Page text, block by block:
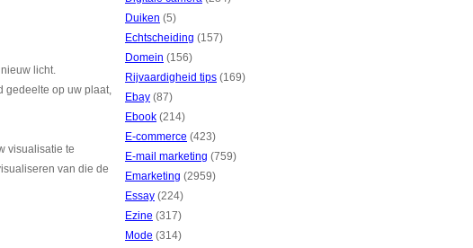
licht.
gedeelte op uw plaat,
visualisatie te
van die de
Duiken (5)
Echtscheiding (157)
Domein (156)
Rijvaardigheid tips (169)
Ebay (87)
Ebook (214)
E-commerce (423)
E-mail marketing (759)
Emarketing (2959)
Essay (224)
Ezine (317)
Mode (314)